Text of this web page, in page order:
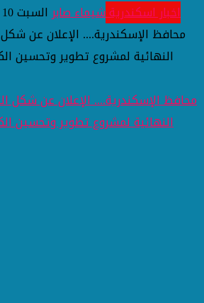
اخبار اسكندريةشيماء صابر السبت 10 مايو 2025 04:04 مساءً
محافظ الإسكندرية.... الإعلان عن
النهائية لمشروع تطوير وتحسين